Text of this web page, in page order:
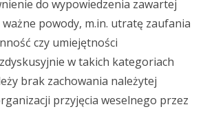
do wypowiedzenia zawartej
powody, m.in. utratę zaufania
czy umiejętności
w takich kategoriach
brak zachowania należytej
przyjęcia weselnego przez